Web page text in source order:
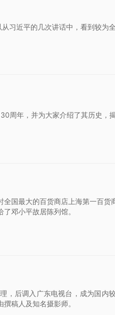
习近平的几次讲话中，看到较为全
周年，并为大家介绍了其历史，
国最大的百货商店上海第一百货
邓小平故居陈列馆。
，后调入广东电视台，成为国内
稿人及知名摄影师。